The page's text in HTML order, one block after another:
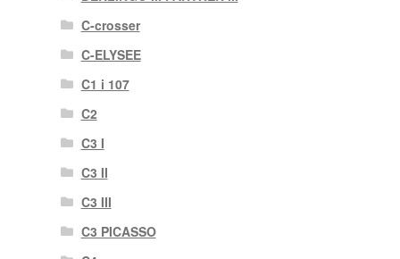
C-crosser
C-ELYSEE
C1 i 107
C2
C3 I
C3 II
C3 III
C3 PICASSO